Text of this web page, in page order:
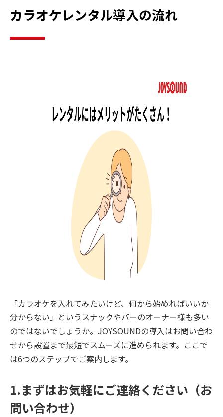
カラオケレンタル導入の流れ
「カラオケを入れてみたいけど、何から始めればいいか
分からない」というスナックやバーのオーナー様も多い
のではないでしょうか。JOYSOUNDの導入はお問い合わ
せから設置まで最短でスムーズに進められます。ここで
は6つのステップでご案内します。
1.まずはお気軽にご連絡ください（お
問い合わせ）